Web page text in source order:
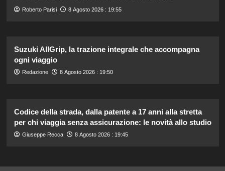
Roberto Parisi 8 Agosto 2026 : 19:55
Suzuki AllGrip, la trazione integrale che accompagna
ogni viaggio
Redazione 8 Agosto 2026 : 19:50
Codice della strada, dalla patente a 17 anni alla stretta
per chi viaggia senza assicurazione: le novità allo studio
Giuseppe Recca 8 Agosto 2026 : 19:45